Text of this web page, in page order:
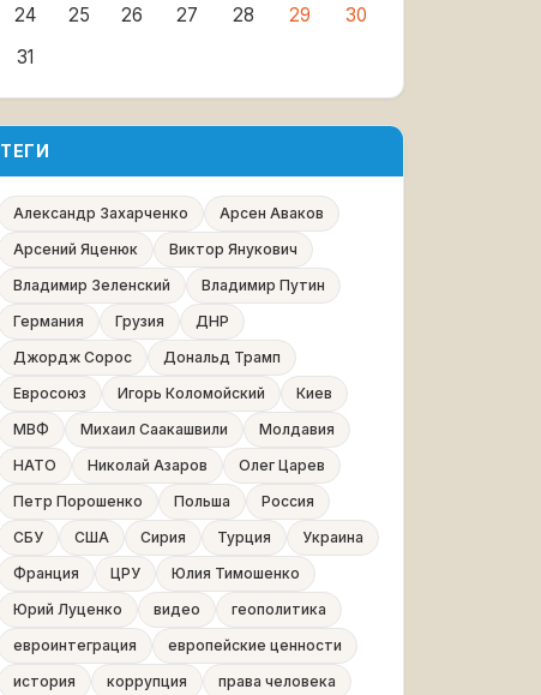
24
25 26 27 28 29
30
31
ТЕГИ
Александр Захарченко
Арсен Аваков
Арсений Яценюк
Виктор Янукович
Владимир Зеленский
Владимир Путин
Германия
Грузия
ДНР
Джордж Сорос
Дональд Трамп
Евросоюз
Игорь Коломойский
Киев
МВФ
Михаил Саакашвили
Молдавия
НАТО
Николай Азаров
Олег Царев
Петр Порошенко
Польша
Россия
СБУ
США Сирия Турция
Украина
Франция
ЦРУ
Юлия Тимошенко
Юрий Луценко
видео
геополитика
евроинтеграция
европейские ценности
история
коррупция
права человека